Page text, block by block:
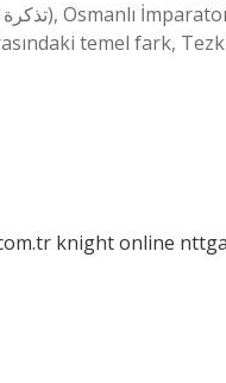
temel fark,
knight online